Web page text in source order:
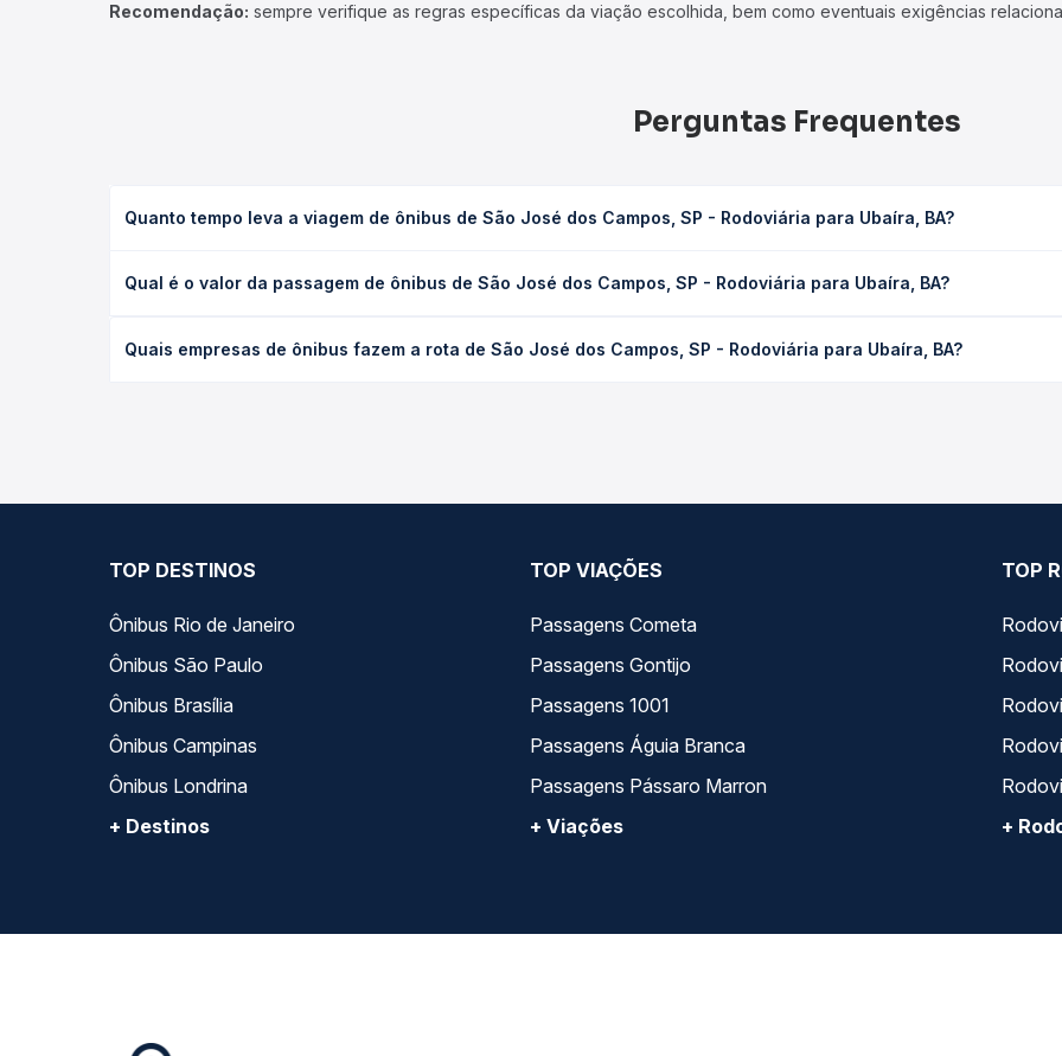
Recomendação: sempre verifique as regras específicas da viação escolhida, bem como eventuais exigências
Perguntas Frequentes
Quanto tempo leva a viagem de ônibus de São José dos Campos, SP - Rodoviária para Ubaíra, BA?
executivo ou leito) e as condições de tráfego. Na Quero Passagem você consulta os horários disponíveis e vê a
Qual é o valor da passagem de ônibus de São José dos Campos, SP - Rodoviária para Ubaíra, BA?
tipo de poltrona e a antecedência da compra. Na Quero Passagem você compara os preços de todas as viações em
Quais empresas de ônibus fazem a rota de São José dos Campos, SP - Rodoviária para Ubaíra, BA?
TOP DESTINOS
Ônibus Rio de Janeiro
Ônibus São Paulo
Ônibus Brasília
Ônibus Campinas
Ônibus Londrina
+ Destinos
TOP VIAÇÕES
Passagens Cometa
Passagens Gontijo
Passagens 1001
Passagens Águia Branca
Passagens Pássaro Marron
+ Viações
TOP
+